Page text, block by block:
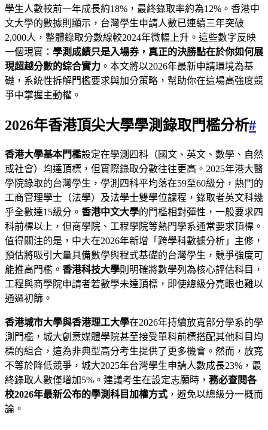
學生人數較前一年成長約18%，最終錄取率約為12%。香港中
文大學的數據則顯示，台灣學生申請人數已連續三年突破
2,000人，整體錄取分數線較2024年微幅上升。這些數字反映
一個現實： 學測成績只是入場券，真正的決勝點在於你如何展
現超越分數的綜合實力 。本文將以2026年最新申請環境為基
礎，系統性拆解門檻要求與加分策略，幫助你在這場高強度競
爭中掌握主動權。
2026年香港頂尖大學學測錄取門檻分析#
香港大學基本門檻設定在學測四科（國文、英文、數學、自然
或社會）均達頂標，但實際錄取分數往往更高。2025年港大醫
學院錄取的台灣學生，學測四科平均落在59至60級分，熱門的
工商管理學士（法學）及法學士雙學位課程，錄取者英文科幾
乎全數達15級分。 香港中文大學的門檻相對彈性，一般要求四
科前標以上，但商學院、工程學院等熱門學系通常要求頂標。
值得關注的是，中大在2026年新增「跨學科數據分析」主修，
預估將吸引大量具備數學與程式基礎的台灣學生，競爭強度可
能推高門檻。 香港科技大學則明確將數學列為核心評估科目，
工程與商學院申請者若數學未達頂標，即使總級分亮眼也難以
通過初篩。
香港城市大學與香港理工大學在2026年持續放寬部分學系的學
測門檻，城大創意媒體學院甚至接受單科前標搭配其他科目均
標的組合，這為非典型高分考生提供了更多機會。然而，放寬
不等於降低競爭，城大2025年台灣學生申請人數成長23%，最
終錄取人數僅增加5%。建議考生在設定志願時， 務必查閱各
校2026年最新公布的學測科目加權方式 ，避免以總級分一概而
論。